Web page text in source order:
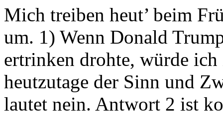
Mich treiben heut’ beim
um. 1) Wenn Donald
ertrinken drohte, würde
heutzutage der Sinn und
lautet nein. Antwort 2 ist